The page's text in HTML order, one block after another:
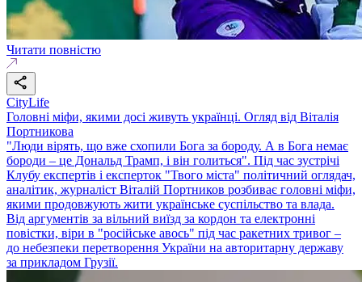
Читати повністю
CityLife
Головні міфи, якими досі живуть українці. Огляд від Віталія
Портникова
"Люди вірять, що вже схопили Бога за бороду. А в Бога немає
бороди – це Дональд Трамп, і він голиться". Під час зустрічі
Клубу експертів і експерток "Твого міста" політичний оглядач,
аналітик, журналіст Віталій Портников розбиває головні міфи,
якими продовжують жити українське суспільство та влада.
Від аргументів за вільний виїзд за кордон та електронні
повістки, віри в "російське авось" під час ракетних тривог –
до небезпеки перетворення України на авторитарну державу
за прикладом Грузії.